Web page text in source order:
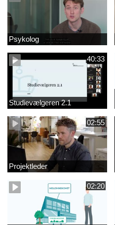
Psykolog
40:33
Studievælgeren 2.1
02:55
Projektleder
02:20